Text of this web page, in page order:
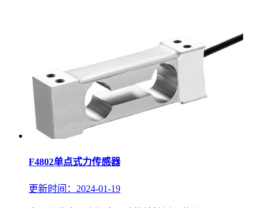
F4802单点式力传感器
更新时间：2024-01-19